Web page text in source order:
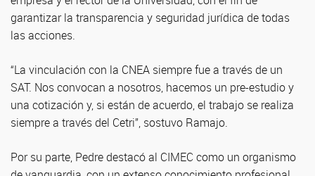
garantizar la transparencia y seguridad jurídica de todas
las acciones.
“La vinculación con la CNEA siempre fue a través de un
SAT. Nos convocan a nosotros, hacemos un pre-estudio y
una cotización y, si están de acuerdo, el trabajo se realiza
siempre a través del Cetri”, sostuvo Ramajo.
Por su parte, Pedre destacó al CIMEC como un organismo